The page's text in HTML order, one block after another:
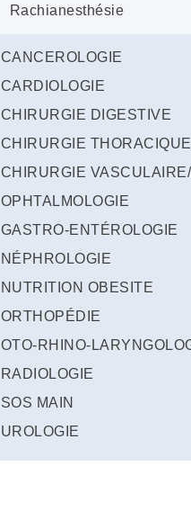
Rachianesthésie
CANCEROLOGIE
CARDIOLOGIE
CHIRURGIE DIGESTIVE
CHIRURGIE THORACIQUE
OPHTALMOLOGIE
GASTRO-ENTÉROLOGIE
NÉPHROLOGIE
NUTRITION OBESITE
ORTHOPÉDIE
RADIOLOGIE
SOS MAIN
UROLOGIE